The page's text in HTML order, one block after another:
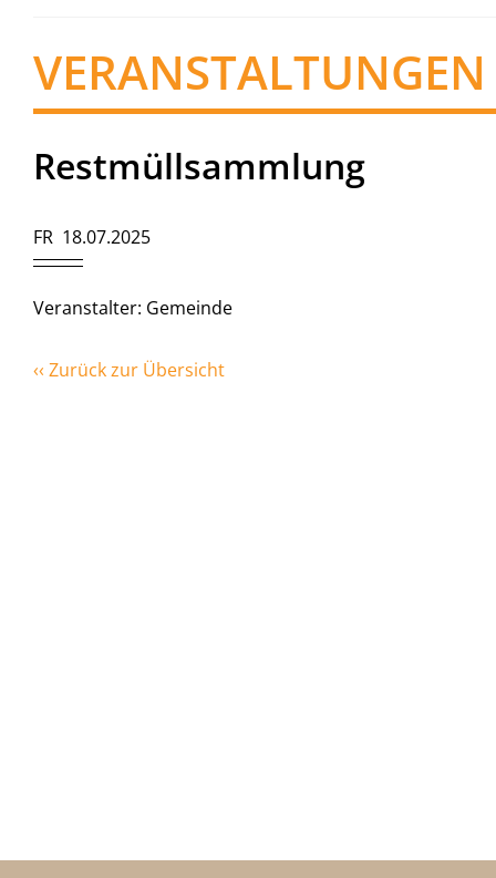
VERANSTALTUNGEN
Restmüllsammlung
FR 18.07.2025
Veranstalter: Gemeinde
‹‹ Zurück zur Übersicht